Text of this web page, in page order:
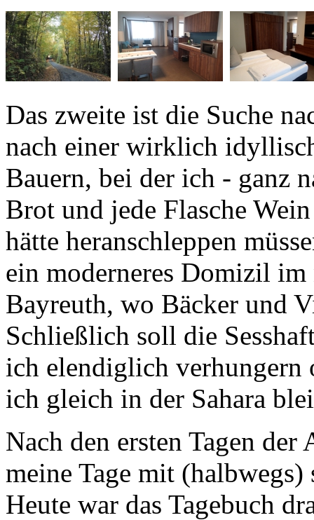
Das zweite ist die Suche
nach einer wirklich
Bauern, bei der ich - ganz
Brot und jede Flasche
hätte heranschleppen
ein moderneres Domizil im
Bayreuth, wo Bäcker und
Schließlich soll die
ich elendiglich verhungern
ich gleich in der Sahara
Nach den ersten Tagen
meine Tage mit
Heute war das Tagebuch